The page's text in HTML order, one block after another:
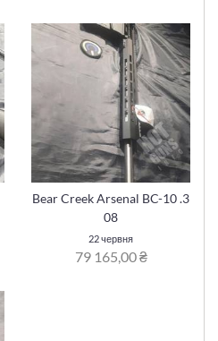
Bear Creek Arsenal BC-10 .3
08
22 червня
79 165,00 ₴